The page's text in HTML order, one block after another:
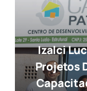
Izalci
Projetos